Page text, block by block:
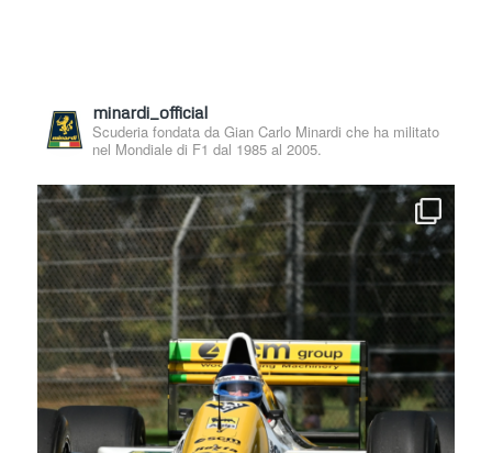
minardi_official
Scuderia fondata da Gian Carlo Minardi che ha militato
nel Mondiale di F1 dal 1985 al 2005.